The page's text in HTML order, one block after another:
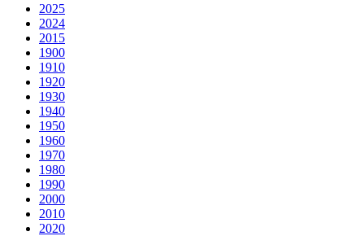
2025
2024
2015
1900
1910
1920
1930
1940
1950
1960
1970
1980
1990
2000
2010
2020